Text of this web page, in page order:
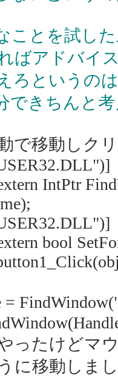
ことを試し
ばアドバイ
ろというの
できちんと
で移動しク
IntPtr
bool
=
ったけどマ
に移動しま